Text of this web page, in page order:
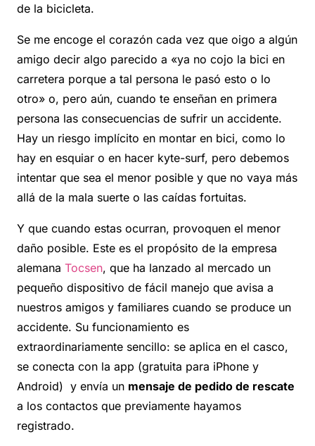
de la bicicleta.
Se me encoge el corazón cada vez que oigo a algún
amigo decir algo parecido a «ya no cojo la bici en
carretera porque a tal persona le pasó esto o lo
otro» o, pero aún, cuando te enseñan en primera
persona las consecuencias de sufrir un accidente.
Hay un riesgo implícito en montar en bici, como lo
hay en esquiar o en hacer kyte-surf, pero debemos
intentar que sea el menor posible y que no vaya más
allá de la mala suerte o las caídas fortuitas.
Y que cuando estas ocurran, provoquen el menor
daño posible. Este es el propósito de la empresa
alemana Tocsen, que ha lanzado al mercado un
pequeño dispositivo de fácil manejo que avisa a
nuestros amigos y familiares cuando se produce un
accidente. Su funcionamiento es
extraordinariamente sencillo: se aplica en el casco,
se conecta con la app (gratuita para iPhone y
Android) y envía un mensaje de pedido de rescate
a los contactos que previamente hayamos
registrado.